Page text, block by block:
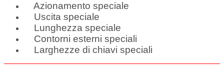
Azionamento speciale
Uscita speciale
Lunghezza speciale
Contorni esterni speciali
Larghezze di chiavi speciali